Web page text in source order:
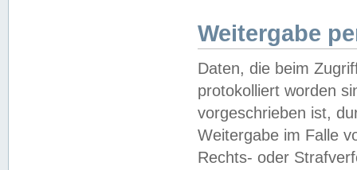
Weitergabe
Daten, die beim
protokolliert worden
vorgeschrieben ist,
Weitergabe im Falle
Rechts- oder